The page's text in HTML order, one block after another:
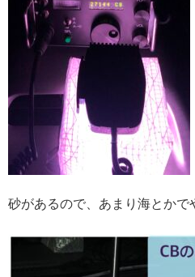
砂があるので、あまり海とかで